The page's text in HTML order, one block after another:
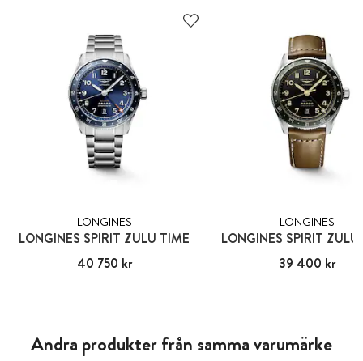
LONGINES
LONGINES SPIRIT ZULU TIME
Pris:40 750 kr
40 750 kr
LONGINES
LONGINES SPIRIT
Pris:39 400 kr
39 400 kr
Andra produkter från samma varumärke